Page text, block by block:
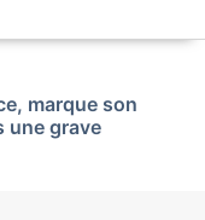
marque son
une grave